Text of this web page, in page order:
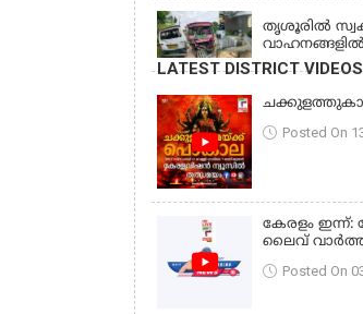
തൃശൂരിൽ
വാഹനങ്ങളില്‍
18കാരി
പത്തോളം
LATEST DISTRICT VIDEOS
Posted On
കേരളം ഇന്ന്:
ലൈവ്
Posted On